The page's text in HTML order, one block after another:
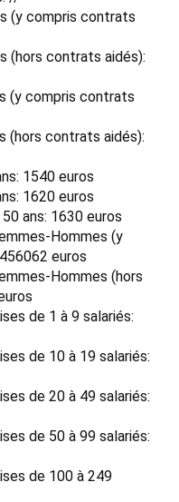
(y compris contrats
(hors contrats aidés):
(y compris contrats
(hors contrats aidés):
1540 euros
1620 euros
ans: 1630 euros
Hommes (y
euros
Hommes (hors
de 1 à 9 salariés:
de 10 à 19 salariés:
de 20 à 49 salariés:
de 50 à 99 salariés:
de 100 à 249